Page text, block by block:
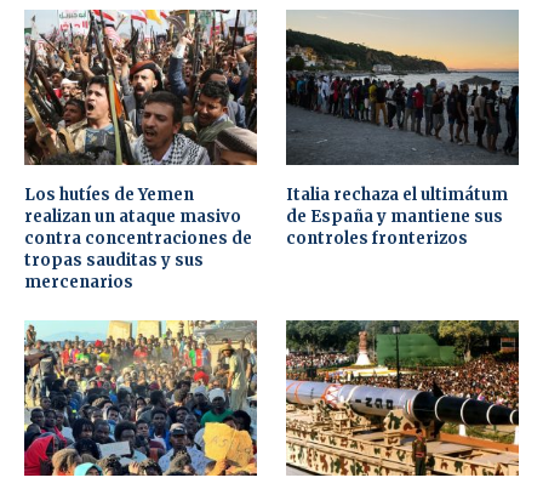
Los hutíes de Yemen
realizan un ataque masivo
contra concentraciones de
tropas sauditas y sus
mercenarios
Italia rechaza el ultimátum
de España y mantiene sus
controles fronterizos